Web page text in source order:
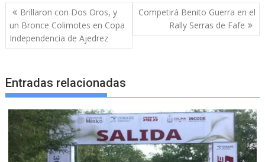
Navegación
de
entradas
Brillaron con Dos Oros, y
un Bronce Colimotes en Copa
Independencia de Ajedrez
Competirá Benito Guerra en el
Rally Serras de Fafe
Entradas relacionadas